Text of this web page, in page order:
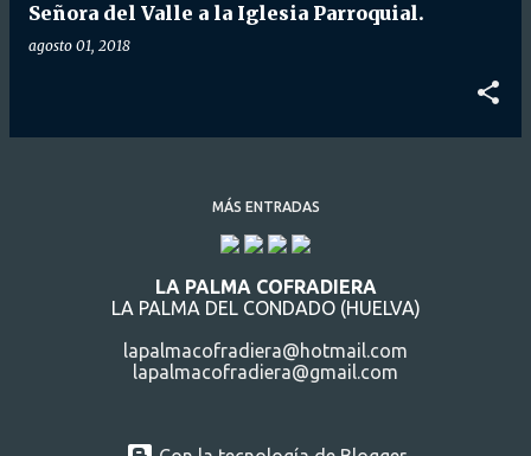
Señora del Valle a la Iglesia Parroquial.
agosto 01, 2018
MÁS ENTRADAS
LA PALMA COFRADIERA
LA PALMA DEL CONDADO (HUELVA)
lapalmacofradiera@hotmail.com
lapalmacofradiera@gmail.com